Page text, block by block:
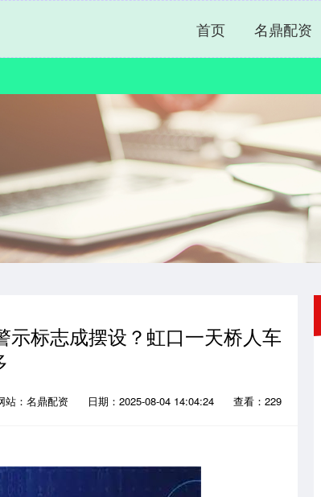
首页 名鼎配资
标志成摆设？虹口一天桥人车
站：名鼎配资 日期：2025-08-04 14:04:24 查看：229